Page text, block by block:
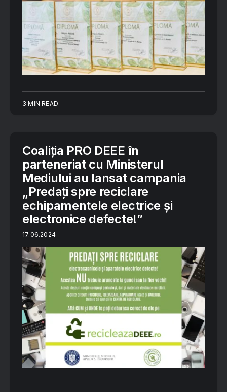
3 MIN READ
Coaliția PRO DEEE în
parteneriat cu Ministerul
Mediului au lansat campania
„Predați spre reciclare
echipamentele electrice și
electronice defecte!”
17.06.2024